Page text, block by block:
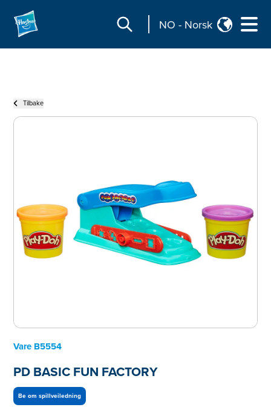
NO - Norsk
Tilbake
Vare B5554
PD BASIC FUN FACTORY
Be om spillveiledning